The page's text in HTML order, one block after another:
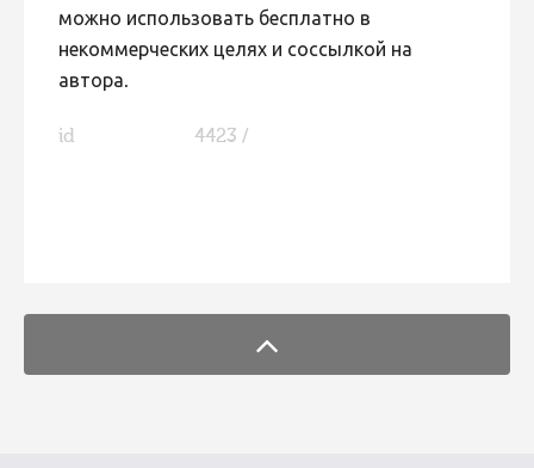
можно использовать бесплатно в
некоммерческих целях и соссылкой на
автора.
id 4423 /